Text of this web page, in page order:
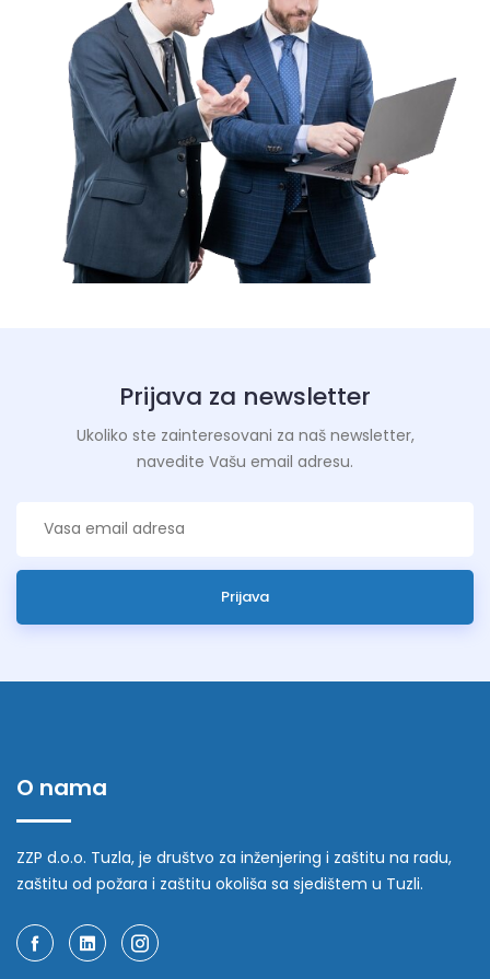
Prijava za newsletter
Ukoliko ste zainteresovani za naš newsletter,
navedite Vašu email adresu.
Prijava
O nama
ZZP d.o.o. Tuzla, je društvo za inženjering i zaštitu na radu,
zaštitu od požara i zaštitu okoliša sa sjedištem u Tuzli.